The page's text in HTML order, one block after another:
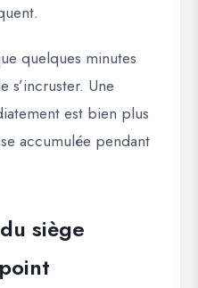
quelques minutes
s’incruster. Une
est bien plus
accumulée pendant
siège